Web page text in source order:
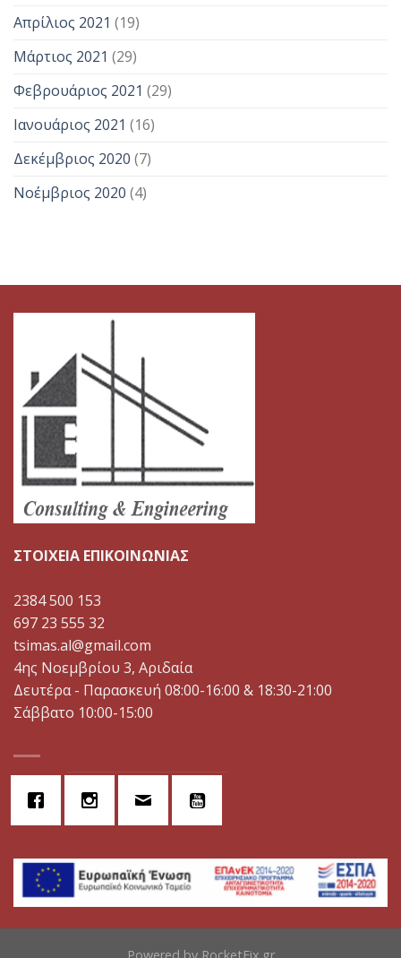
Απρίλιος 2021 (19)
Μάρτιος 2021 (29)
Φεβρουάριος 2021 (29)
Ιανουάριος 2021 (16)
Δεκέμβριος 2020 (7)
Νοέμβριος 2020 (4)
ΣΤΟΙΧΕΙΑ ΕΠΙΚΟΙΝΩΝΙΑΣ
2384 500 153
697 23 555 32
tsimas.al@gmail.com
4ης Νοεμβρίου 3, Αριδαία
Δευτέρα - Παρασκευή 08:00-16:00 & 18:30-21:00
Σάββατο 10:00-15:00
Powered by RocketFix.gr